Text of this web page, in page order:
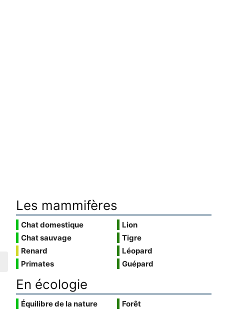
Les mammifères
Chat domestique
Chat sauvage
Renard
Primates
Lion
Tigre
Léopard
Guépard
En écologie
Équilibre de la nature
Forêt